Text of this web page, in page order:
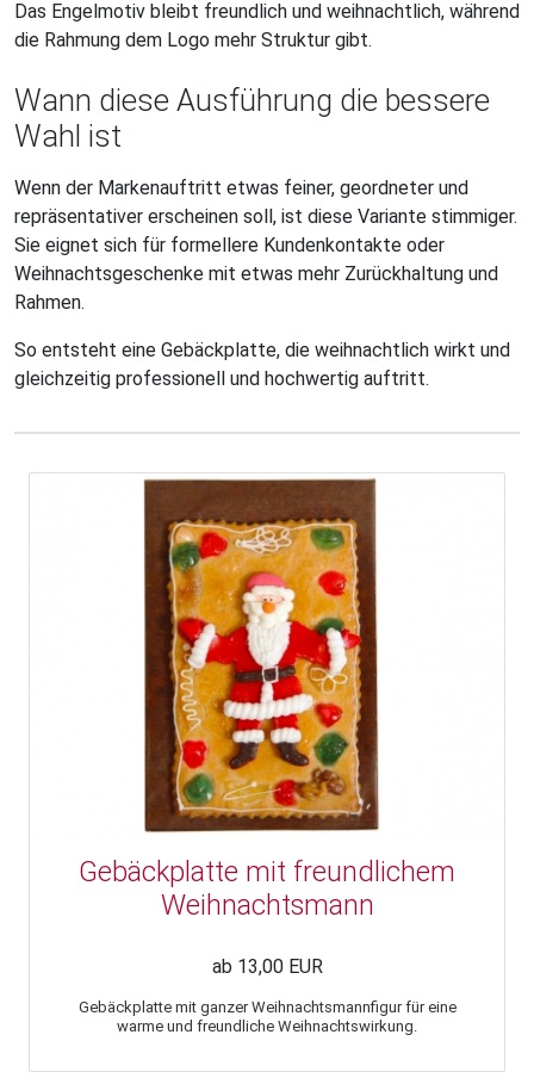
Das Engelmotiv bleibt freundlich und weihnachtlich, während
die Rahmung dem Logo mehr Struktur gibt.
Wann diese Ausführung die bessere
Wahl ist
Wenn der Markenauftritt etwas feiner, geordneter und
repräsentativer erscheinen soll, ist diese Variante stimmiger.
Sie eignet sich für formellere Kundenkontakte oder
Weihnachtsgeschenke mit etwas mehr Zurückhaltung und
Rahmen.
So entsteht eine Gebäckplatte, die weihnachtlich wirkt und
gleichzeitig professionell und hochwertig auftritt.
Gebäckplatte mit freundlichem
Weihnachtsmann
ab 13,00 EUR
Gebäckplatte mit ganzer Weihnachtsmannfigur für eine
warme und freundliche Weihnachtswirkung.